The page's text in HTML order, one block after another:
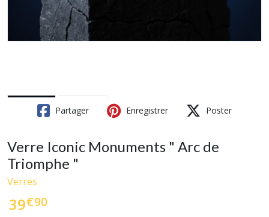
Partager Enregistrer Poster
Verre Iconic Monuments " Arc de
Triomphe "
Verres
39€90